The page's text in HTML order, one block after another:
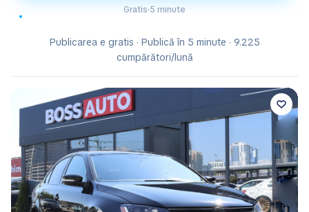
Gratis·5 minute
Publicarea e gratis · Publică în 5 minute · 9.225
cumpărători/lună